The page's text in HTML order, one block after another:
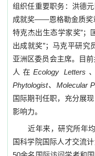
组织任重要职务：洪德
成就奖——恩格勒金质
特克杰出生态学家奖”；
出成就奖”；马克平研究
亚洲区委员会主席。目前
人在Ecology Letters 、
Phytologist、 Molecular
国际期刊任职，充分展
影响力。
近年来，研究所年
国科学院国际人才交流